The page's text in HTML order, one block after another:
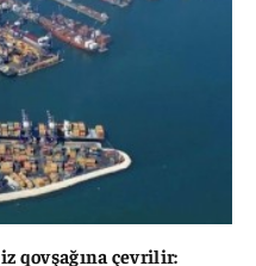
qovşağına çevrilir: